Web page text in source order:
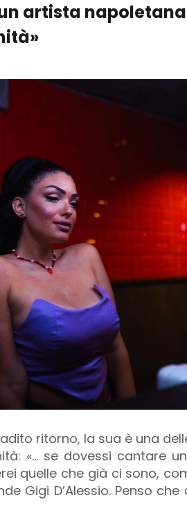
artista
ritorno, la sua è una
«… se dovessi cantare
quelle che già ci sono,
Gigi D’Alessio. Penso